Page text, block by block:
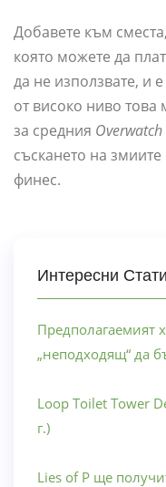
Добавете към
която можете да
да не използвате, и
от високо ниво
за средния Overwatch
съскането на
финес.
Интересни
Предполагаемият
„неподходящ“ да
Loop Toilet Tower
г.)
Lies of P ще